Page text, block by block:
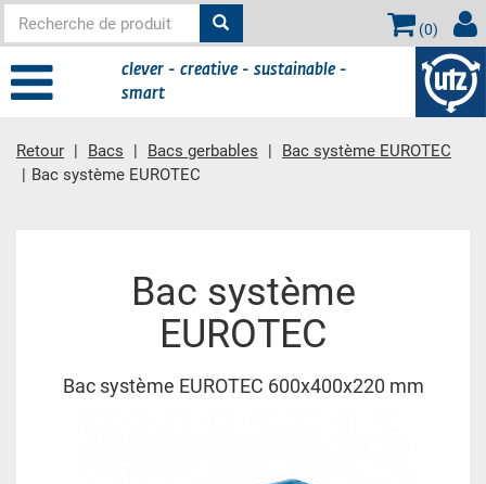
(0)
clever - creative - sustainable -
smart
Retour Bacs Bacs gerbables
Bac système EUROTEC
Bac système EUROTEC
Bac système
EUROTEC
Bac système EUROTEC 600x400x220 mm